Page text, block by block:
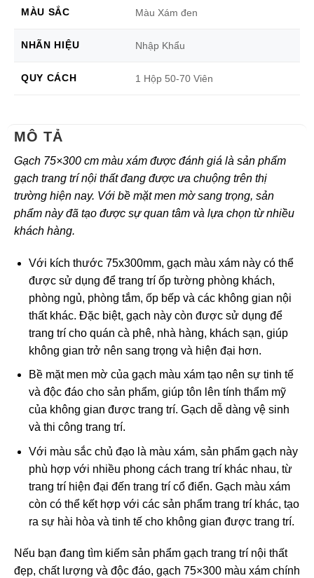
MÀU SẮC Màu Xám đen
NHÃN HIỆU Nhập Khẩu
QUY CÁCH 1 Hộp 50-70 Viên
MÔ TẢ
Gạch 75×300 cm màu xám được đánh giá là sản phẩm
gạch trang trí nội thất đang được ưa chuộng trên thị
trường hiện nay. Với bề mặt men mờ sang trọng, sản
phẩm này đã tạo được sự quan tâm và lựa chọn từ nhiều
khách hàng.
Với kích thước 75x300mm, gạch màu xám này có thể
được sử dụng để trang trí ốp tường phòng khách,
phòng ngủ, phòng tắm, ốp bếp và các không gian nội
thất khác. Đặc biệt, gạch này còn được sử dụng để
trang trí cho quán cà phê, nhà hàng, khách sạn, giúp
không gian trở nên sang trọng và hiện đại hơn.
Bề mặt men mờ của gạch màu xám tạo nên sự tinh tế
và độc đáo cho sản phẩm, giúp tôn lên tính thẩm mỹ
của không gian được trang trí. Gạch dễ dàng vệ sinh
và thi công trang trí.
Với màu sắc chủ đạo là màu xám, sản phẩm gạch này
phù hợp với nhiều phong cách trang trí khác nhau, từ
trang trí hiện đại đến trang trí cổ điển. Gạch màu xám
còn có thể kết hợp với các sản phẩm trang trí khác, tạo
ra sự hài hòa và tinh tế cho không gian được trang trí.
Nếu bạn đang tìm kiếm sản phẩm gạch trang trí nội thất
đẹp, chất lượng và độc đáo, gạch 75×300 màu xám chính